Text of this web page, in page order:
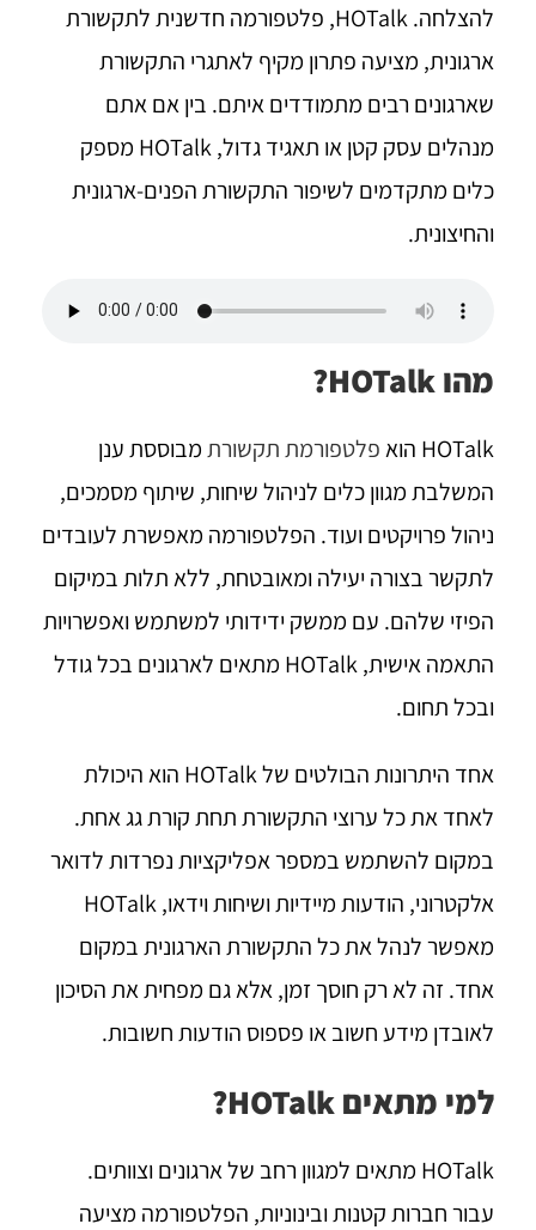
להצלחה. HOTalk, פלטפורמה חדשנית לתקשורת
ארגונית, מציעה פתרון מקיף לאתגרי התקשורת
שארגונים רבים מתמודדים איתם. בין אם אתם
מנהלים עסק קטן או תאגיד גדול, HOTalk מספק
כלים מתקדמים לשיפור התקשורת הפנים-ארגונית
והחיצונית.
מהו HOTalk?
HOTalk הוא פלטפורמת תקשורתמבוססת ענן
המשלבת מגוון כלים לניהול שיחות, שיתוף מסמכים,
ניהול פרויקטים ועוד. הפלטפורמה מאפשרת לעובדים
לתקשר בצורה יעילה ומאובטחת, ללא תלות במיקום
הפיזי שלהם. עם ממשק ידידותי למשתמש ואפשרויות
התאמה אישית, HOTalk מתאים לארגונים בכל גודל
ובכל תחום.
אחד היתרונות הבולטים של HOTalk הוא היכולת
לאחד את כל ערוצי התקשורת תחת קורת גג אחת.
במקום להשתמש במספר אפליקציות נפרדות לדואר
אלקטרוני, הודעות מיידיות ושיחות וידאו, HOTalk
מאפשר לנהל את כל התקשורת הארגונית במקום
אחד. זה לא רק חוסך זמן, אלא גם מפחית את הסיכון
לאובדן מידע חשוב או פספוס הודעות חשובות.
למי מתאים HOTalk?
HOTalk מתאים למגוון רחב של ארגונים וצוותים.
עבור חברות קטנות ובינוניות, הפלטפורמה מציעה